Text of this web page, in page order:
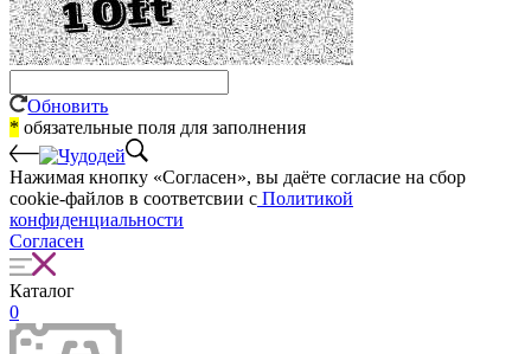
Обновить
* обязательные поля для заполнения
Нажимая кнопку «Согласен», вы даёте cогласие на сбор
cookie-файлов в соответсвии с Политикой
конфиденциальности
Согласен
Каталог
0